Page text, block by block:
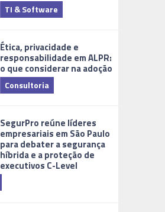
TI & Software
Ética, privacidade e
responsabilidade em ALPR:
o que considerar na adoção
Consultoria
SegurPro reúne líderes
empresariais em São Paulo
para debater a segurança
híbrida e a proteção de
executivos C-Level